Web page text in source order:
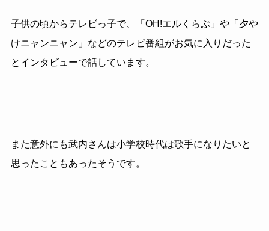
子供の頃からテレビっ子で、「OH!エルくらぶ」や「夕や
けニャンニャン」などのテレビ番組がお気に入りだった
とインタビューで話しています。
また意外にも武内さんは小学校時代は歌手になりたいと
思ったこともあったそうです。